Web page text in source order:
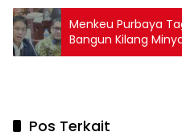
Menkeu Purbaya
Bangun Kilang
Pos Terkait